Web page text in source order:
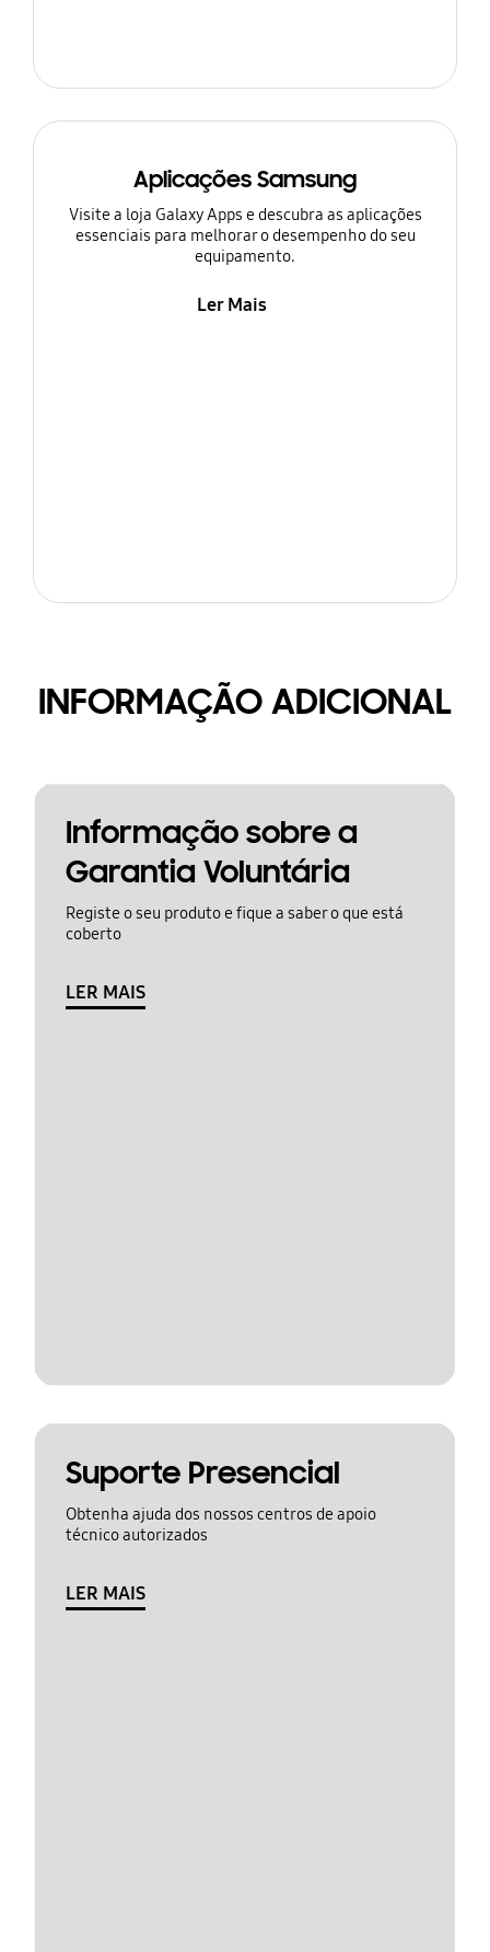
Aplicações Samsung
Visite a loja Galaxy Apps e descubra as aplicações
essenciais para melhorar o desempenho do seu
equipamento.
Ler Mais
INFORMAÇÃO ADICIONAL
Informação sobre a
Garantia Voluntária
Registe o seu produto e fique a saber o que está
coberto
LER MAIS
Suporte Presencial
Obtenha ajuda dos nossos centros de apoio
técnico autorizados
LER MAIS